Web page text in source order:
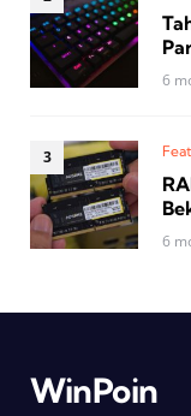
6
6
WinPoin